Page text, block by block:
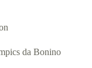
da Bonino